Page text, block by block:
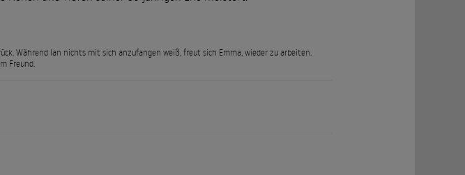
Während Ian nichts mit sich anzufangen weiß, freut sich Emma, wieder zu arbeiten.
Freund.